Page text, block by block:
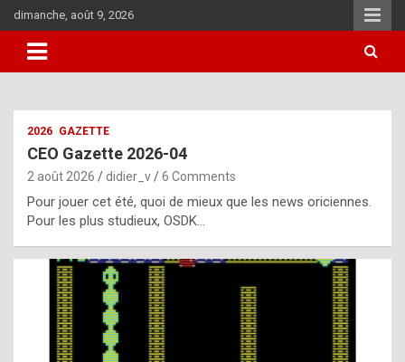
Skip
to
content
dimanche, août 9, 2026
i
u
l
2026 GAZETTE
CEO Gazette 2026-04
2 août 2026 didier_v 6 Comments
Pour jouer cet été, quoi de mieux que les news oriciennes.
Pour les plus studieux, OSDK…